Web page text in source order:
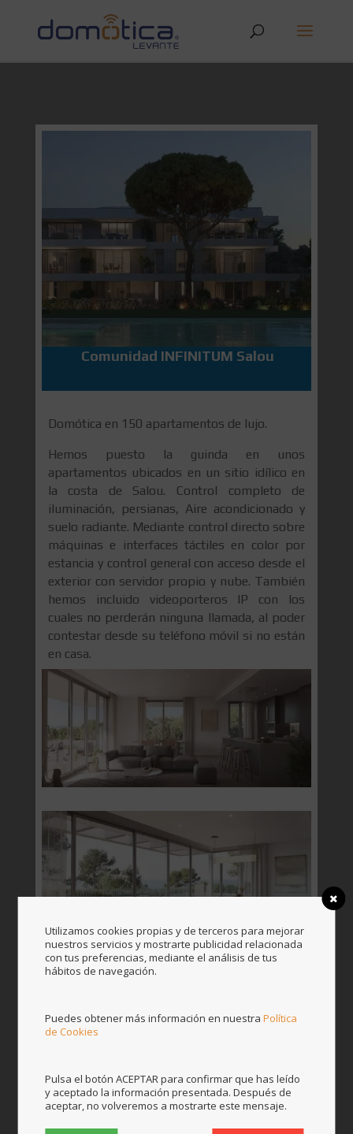
Comunidad INFINITUM Salou
Domótica en 150 apartamentos de lujo.
Hemos puesto la guinda en unos
apartamentos ubicados en un sitio idílico en
la costa de Salou. Control completo de
iluminación, persianas, Aire acondicionado y
suelo radiante. Mediante control directo sobre
máquinas e interfaces táctiles en color por
estancia y control general con acceso desde el
exterior con servidor propio y nube. También
hemos incluido videoporteros IP con los
cuales no perderán ninguna llamada, al poder
contestar desde su teléfono móvil si no están
en casa.
Utilizamos cookies propias y de terceros para mejorar
nuestros servicios y mostrarte publicidad relacionada
con tus preferencias, mediante el análisis de tus
hábitos de navegación.
Puedes obtener más información en nuestraPolítica
de Cookies
Pulsa el botón ACEPTAR para confirmar que has leído
y aceptado la información presentada. Después de
aceptar, no volveremos a mostrarte este mensaje.